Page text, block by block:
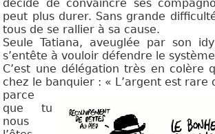
décide de convaincre ses
peut plus durer. Sans grande
tous de se rallier à sa cause.
Seule Tatiana, aveuglée par son
s’entête à vouloir défendre le
C’est une délégation très en colère
chez le banquier : « L’argent est rare
parce
que tu
nous